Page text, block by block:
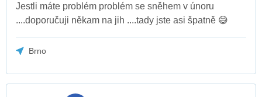
Jestli máte problém problém se sněhem v únoru
....doporučuji někam na jih ....tady jste asi špatně 😅
Brno